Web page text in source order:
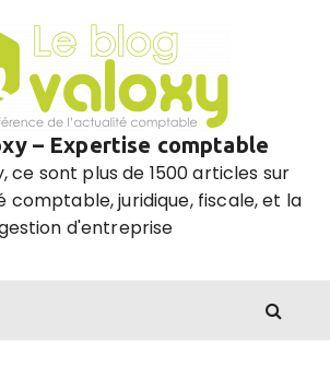
– Expertise comptable
ce sont plus de 1500 articles sur
comptable, juridique, fiscale, et la
d'entreprise